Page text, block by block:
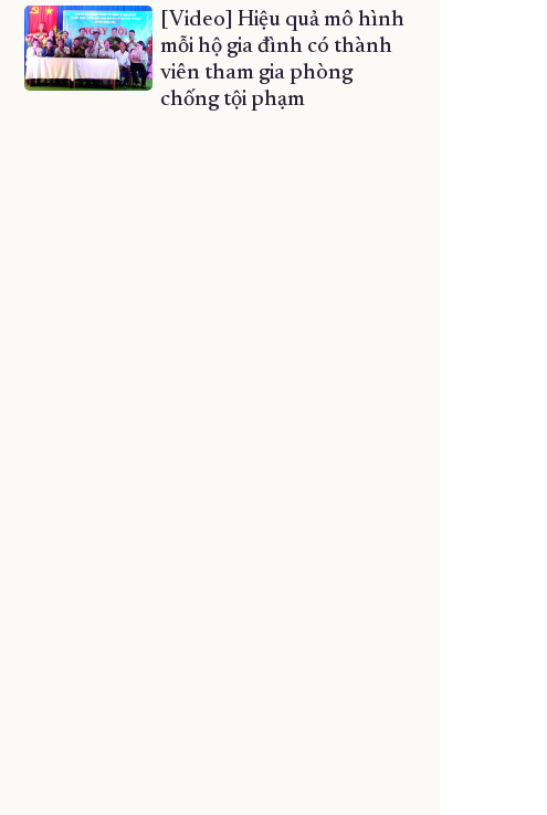
[Video] Hiệu quả mô hình
mỗi hộ gia đình có thành
viên tham gia phòng
chống tội phạm